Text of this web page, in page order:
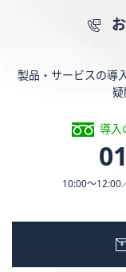
製品・サービスの導
疑
導入
10:00〜12:00